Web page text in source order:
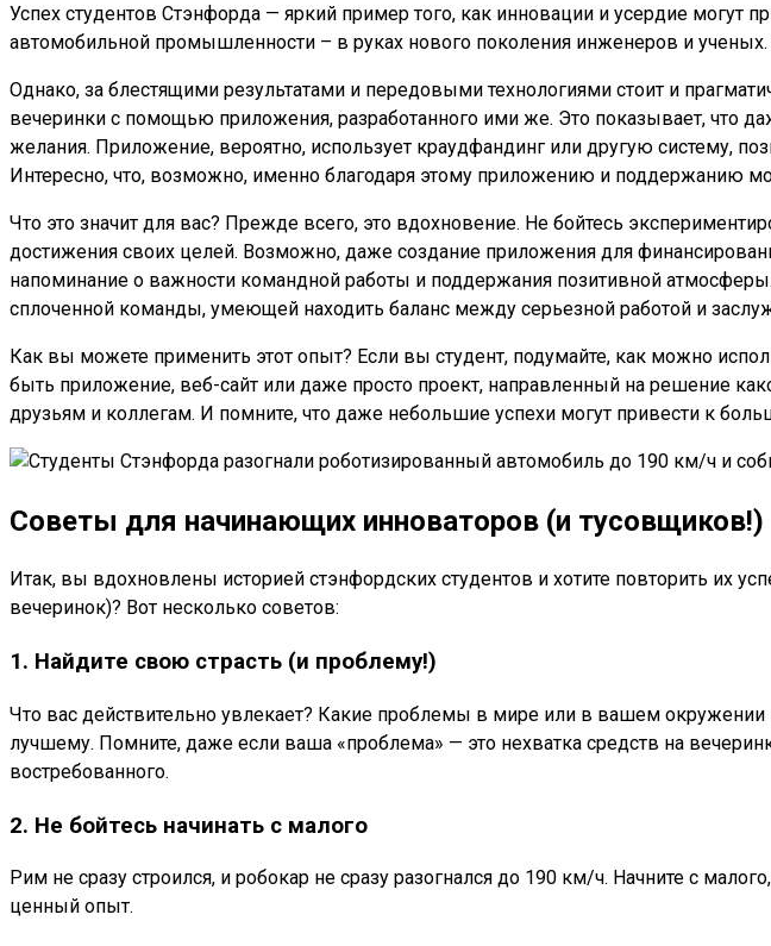
Успех студентов Стэнфорда — яркий пример того, как инновации и усердие могут
автомобильной промышленности – в руках нового поколения инженеров и ученых.
Однако, за блестящими результатами и передовыми технологиями стоит и
вечеринки с помощью приложения, разработанного ими же. Это показывает, что
желания. Приложение, вероятно, использует краудфандинг или другую систему,
Интересно, что, возможно, именно благодаря этому приложению и поддержанию
Что это значит для вас? Прежде всего, это вдохновение. Не бойтесь
достижения своих целей. Возможно, даже создание приложения для
напоминание о важности командной работы и поддержания позитивной
сплоченной команды, умеющей находить баланс между серьезной работой и
Как вы можете применить этот опыт? Если вы студент, подумайте, как можно
быть приложение, веб-сайт или даже просто проект, направленный на решение
друзьям и коллегам. И помните, что даже небольшие успехи могут привести к
Советы для начинающих инноваторов (и тусовщиков!)
Итак, вы вдохновлены историей стэнфордских студентов и хотите повторить их
вечеринок)? Вот несколько советов:
1. Найдите свою страсть (и проблему!)
Что вас действительно увлекает? Какие проблемы в мире или в вашем
лучшему. Помните, даже если ваша «проблема» — это нехватка средств на
востребованного.
2. Не бойтесь начинать с малого
Рим не сразу строился, и робокар не сразу разогнался до 190 км/ч. Начните с
ценный опыт.